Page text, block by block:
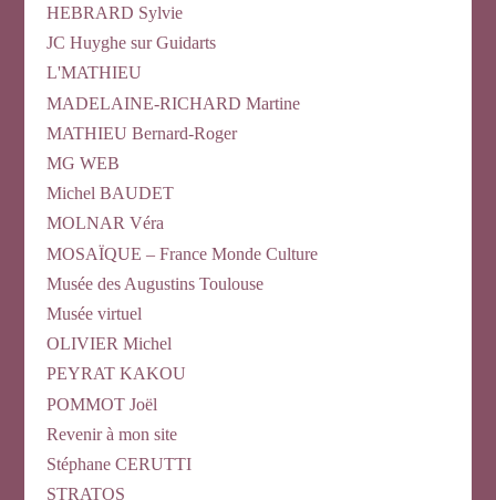
HEBRARD Sylvie
JC Huyghe sur Guidarts
L'MATHIEU
MADELAINE-RICHARD Martine
MATHIEU Bernard-Roger
MG WEB
Michel BAUDET
MOLNAR Véra
MOSAÏQUE – France Monde Culture
Musée des Augustins Toulouse
Musée virtuel
OLIVIER Michel
PEYRAT KAKOU
POMMOT Joël
Revenir à mon site
Stéphane CERUTTI
STRATOS